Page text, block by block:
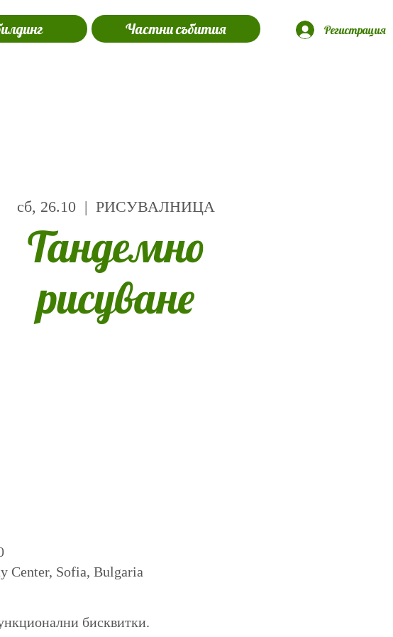
Частни събития Регистрация
сб, 26.10
  |
РИСУВАЛНИЦА
Тандемно
рисуване
Sofia, Bulgaria
бисквитки.